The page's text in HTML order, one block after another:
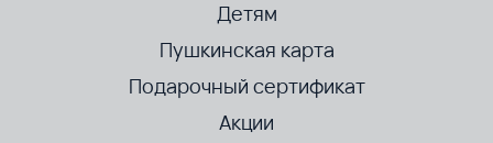
Детям
Пушкинская карта
Подарочный сертификат
Акции